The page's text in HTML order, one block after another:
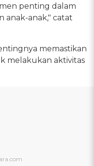
penting dalam
anak-anak," catat
memastikan
melakukan aktivitas